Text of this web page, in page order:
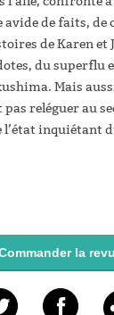
de faits, de
de Karen et
du superflu
Mais
reléguer au
l’état inquiétant
la